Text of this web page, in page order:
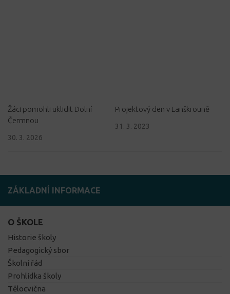
Žáci pomohli uklidit Dolní
Čermnou
30. 3. 2026
Projektový den v Lanškrouně
31. 3. 2023
ZÁKLADNÍ INFORMACE
O ŠKOLE
Historie školy
Pedagogický sbor
Školní řád
Prohlídka školy
Tělocvična